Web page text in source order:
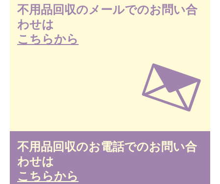
不用品回収のメールでのお問い合
わせは
こちらから
不用品回収のお電話でのお問い合
わせは
こちらから